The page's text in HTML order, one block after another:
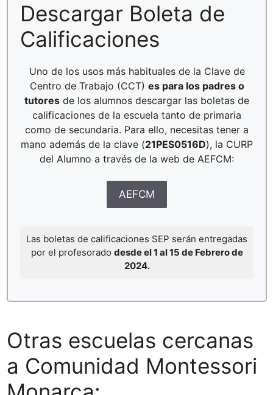
Descargar Boleta de
Calificaciones
Uno de los usos más habituales de la Clave de
Centro de Trabajo (CCT) es para los padres o
tutores de los alumnos descargar las boletas de
calificaciones de la escuela tanto de primaria
como de secundaria. Para ello, necesitas tener a
mano además de la clave (21PES0516D), la CURP
del Alumno a través de la web de AEFCM:
AEFCM
Las boletas de calificaciones SEP serán entregadas
por el profesorado desde el 1 al 15 de Febrero de
2024.
Otras escuelas cercanas
a Comunidad Montessori